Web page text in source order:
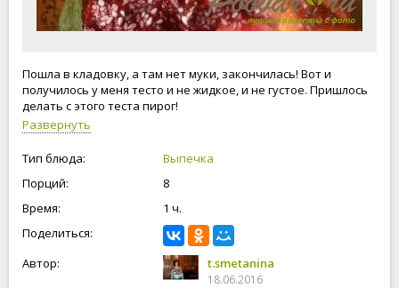
Пошла в кладовку, а там нет муки, закончилась! Вот и
получилось у меня тесто и не жидкое, и не густое. Пришлось
делать с этого теста пирог!
Развернуть
Тип блюда:
Выпечка
Порций:
8
Время:
1 ч.
Поделиться:
Автор:
t.smetanina
18.06.2016